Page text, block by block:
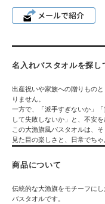
名入れバスタオルを探し
出産祝いや家族への贈りもの
りません。
一方で、「派手すぎないか」
して失敗しないか」と、不安
この大漁旗風バスタオルは、
見た目の楽しさと、日常でち
商品について
伝統的な大漁旗をモチーフに
バスタオルです。